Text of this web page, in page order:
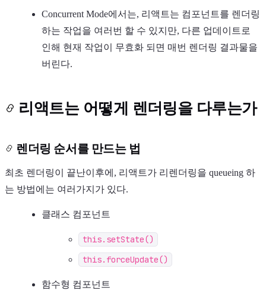
Concurrent Mode에서는, 리액트는 컴포넌트를 렌더링
하는 작업을 여러번 할 수 있지만, 다른 업데이트로
인해 현재 작업이 무효화 되면 매번 렌더링 결과물을
버린다.
리액트는 어떻게 렌더링을 다루는가
렌더링 순서를 만드는 법
최초 렌더링이 끝난이후에, 리액트가 리렌더링을 queueing 하
는 방법에는 여러가지가 있다.
클래스 컴포넌트
this.setState()
this.forceUpdate()
함수형 컴포넌트